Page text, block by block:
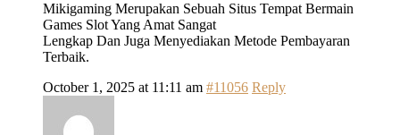
Mikigaming Merupakan Sebuah Situs Tempat Bermain
Games Slot Yang Amat Sangat
Lengkap Dan Juga Menyediakan Metode Pembayaran
Terbaik.
October 1, 2025 at 11:11 am #11056 Reply